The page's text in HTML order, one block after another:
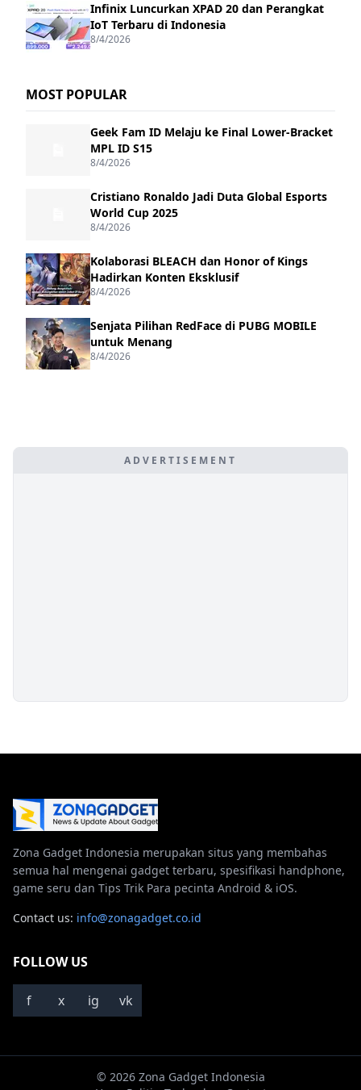
Infinix Luncurkan XPAD 20 dan Perangkat
IoT Terbaru di Indonesia
8/4/2026
MOST POPULAR
Geek Fam ID Melaju ke Final Lower-Bracket
MPL ID S15
8/4/2026
Cristiano Ronaldo Jadi Duta Global Esports
World Cup 2025
8/4/2026
Kolaborasi BLEACH dan Honor of Kings
Hadirkan Konten Eksklusif
8/4/2026
Senjata Pilihan RedFace di PUBG MOBILE
untuk Menang
8/4/2026
ADVERTISEMENT
Zona Gadget Indonesia merupakan situs yang membahas
semua hal mengenai gadget terbaru, spesifikasi handphone,
game seru dan Tips Trik Para pecinta Android & iOS.
Contact us: info@zonagadget.co.id
FOLLOW US
f x ig vk
© 2026 Zona Gadget Indonesia